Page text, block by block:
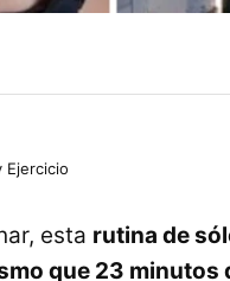
Ejercicio
esta rutina de
que 23 minutos